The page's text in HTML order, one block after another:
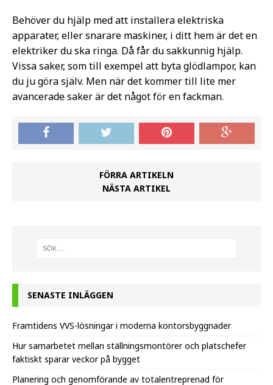
Behöver du hjälp med att installera elektriska
apparater, eller snarare maskiner, i ditt hem är det en
elektriker du ska ringa. Då får du sakkunnig hjälp.
Vissa saker, som till exempel att byta glödlampor, kan
du ju göra själv. Men när det kommer till lite mer
avancerade saker är det något för en fackman.
FÖRRA ARTIKELN
NÄSTA ARTIKEL
SENASTE INLÄGGEN
Framtidens VVS-lösningar i moderna kontorsbyggnader
Hur samarbetet mellan ställningsmontörer och platschefer
faktiskt sparar veckor på bygget
Planering och genomförande av totalentreprenad för